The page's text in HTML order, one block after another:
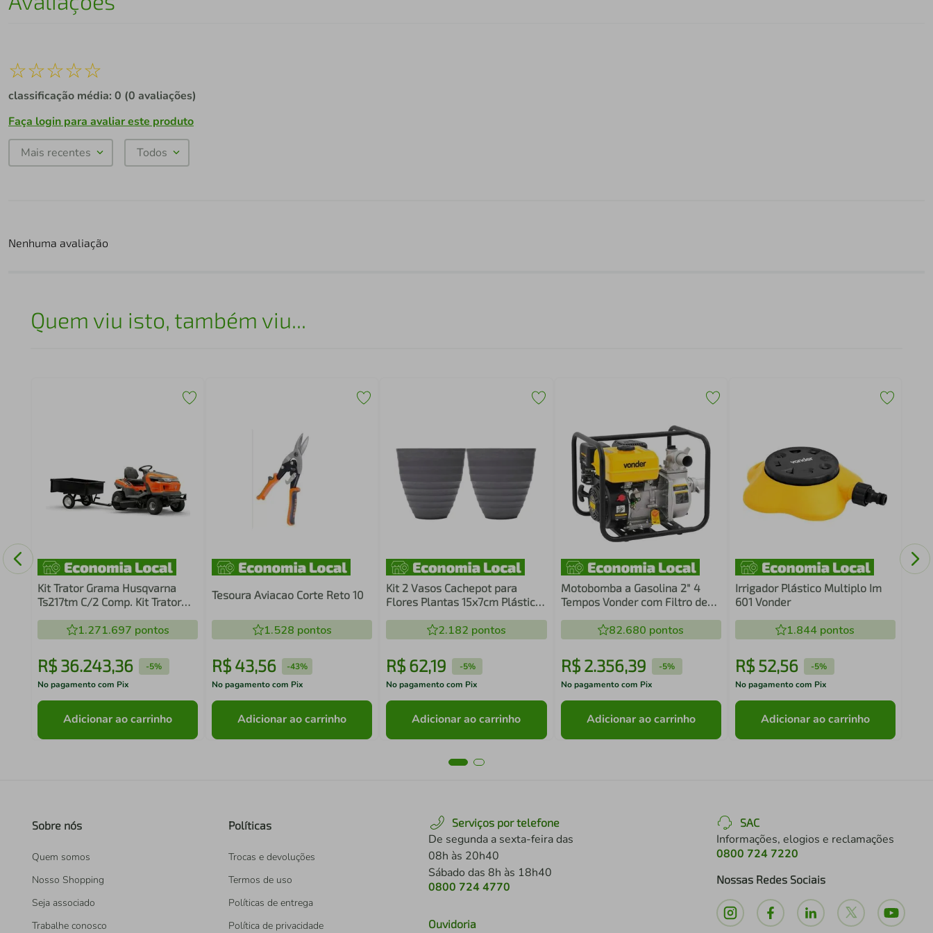
☆☆☆☆☆
classificação média: 0 (0 avaliações)
Faça login para avaliar este produto
Mais recentes Todos
Nenhuma avaliação
Quem viu isto, também viu...
Kit Trator Grama Husqvarna
Ts217tm C/2 Comp. Kit Trator
C/2 Comp.1.271.697 pontos
R$ 36.243,36 -5%
No pagamento com Pix
Adicionar ao carrinho
Tesoura Aviacao Corte Reto 10
1.528 pontos
R$ 43,56 -43%
No pagamento com Pix
Adicionar ao carrinho
Kit 2 Vasos Cachepot para
Flores Plantas 15x7cm Plástico
2.182 pontos
R$62,19 -5%
No pagamento com Pix
Adicionar ao carrinho
Motobomba a Gasolina 2" 4
Tempos Vonder com Filtro de
82.680 pontos
R$ 2.356,39 -5%
No pagamento com Pix
Adicionar ao carrinho
Irrigador Plástico Multiplo Im
601 Vonder
1.844 pontos
R$ 52,56 -5%
No pagamento com Pix
Adicionar ao carrinho
Livre
Sobre nós
Quem somos
Nosso Shopping
Seja associado
Trabalhe conosco
Políticas
Trocas e devoluções
Termos de uso
Políticas de entrega
Política de privacidade
Serviços por telefone
De segunda a sexta-feira das
08h às 20h40
Sábado das 8h às 18h40
0800 724 4770
Ouvidoria
SAC
Informações, elogios e reclamações
0800 724 7220
Nossas Redes Sociais